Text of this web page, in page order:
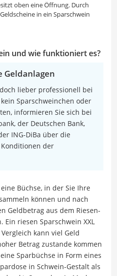
oben eine Öffnung. Durch
in ein Sparschwein
und wie funktioniert es?
Geldanlagen
lieber professionell bei
Sparschweinchen oder
informieren Sie sich bei
der Deutschen Bank,
ING-DiBa über die
der
Büchse, in der Sie Ihre
können und nach
Geldbetrag aus dem Riesen-
Ein riesen Sparschwein XXL
kann viel Geld
Betrag zustande kommen
Sparbüchse in Form eines
in Schwein-Gestalt als